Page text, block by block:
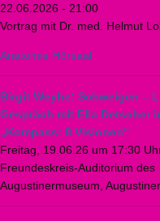
22.06.2026 - 21:00
Vortrag mit Dr. med. Helmut
Anatomie Hörsaal
Birgit Weyhe: Schweigen –
Gespräch mit Ella Detscher
„Kompass: 8 Visionen“
Freitag, 19.06.26 um 17:30
Freundeskreis-Auditorium des
Augustinermuseum,